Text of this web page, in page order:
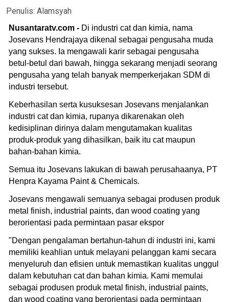
Penulis: Alamsyah
Nusantaratv.com - Di industri cat dan kimia, nama
Josevans Hendrajaya dikenal sebagai pengusaha muda
yang sukses. Ia mengawali karir sebagai pengusaha
betul-betul dari bawah, hingga sekarang menjadi seorang
pengusaha yang telah banyak memperkerjakan SDM di
industri tersebut.
Keberhasilan serta kusuksesan Josevans menjalankan
industri cat dan kimia, rupanya dikarenakan oleh
kedisiplinan dirinya dalam mengutamakan kualitas
produk-produk yang dihasilkan, baik itu cat maupun
bahan-bahan kimia.
Semua itu Josevans lakukan di bawah perusahaanya, PT
Henpra Kayama Paint & Chemicals.
Josevans mengawali semuanya sebagai produsen produk
metal finish, industrial paints, dan wood coating yang
berorientasi pada permintaan pasar ekspor
"Dengan pengalaman bertahun-tahun di industri ini, kami
memiliki keahlian untuk melayani pelanggan kami secara
menyeluruh dan efisien untuk memastikan kualitas unggul
dalam kebutuhan cat dan bahan kimia. Kami memulai
sebagai produsen produk metal finish, industrial paints,
dan wood coating yang berorientasi pada permintaan